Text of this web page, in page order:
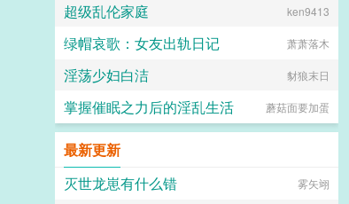
超级乱伦家庭 ken9413
绿帽哀歌：女友出轨日记 萧萧落木
淫荡少妇白洁 豺狼末日
掌握催眠之力后的淫乱生活 蘑菇面要加蛋
最新更新
灭世龙崽有什么错
雾矢翊